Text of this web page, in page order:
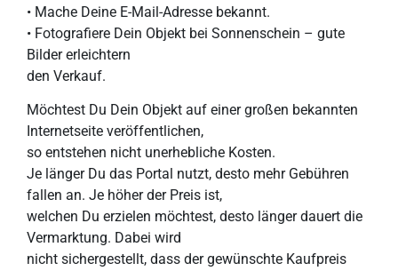
• Mache Deine E-Mail-Adresse bekannt.
• Fotografiere Dein Objekt bei Sonnenschein – gute
Bilder erleichtern
den Verkauf.
Möchtest Du Dein Objekt auf einer großen bekannten
Internetseite veröffentlichen,
so entstehen nicht unerhebliche Kosten.
Je länger Du das Portal nutzt, desto mehr Gebühren
fallen an. Je höher der Preis ist,
welchen Du erzielen möchtest, desto länger dauert die
Vermarktung. Dabei wird
nicht sichergestellt, dass der gewünschte Kaufpreis